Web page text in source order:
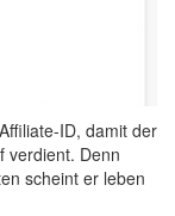
ID, damit der
verdient. Denn
scheint er leben